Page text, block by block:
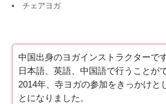
チェアヨガ
中国出身のヨガインストラクターです
日本語、英語、中国語で行うことが
2014年、寺ヨガの参加をきっかけと
とになりました。